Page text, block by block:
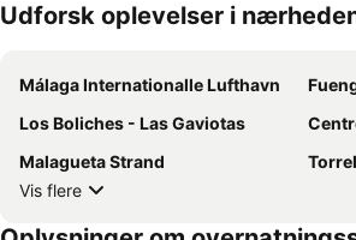
Udforsk oplevelser i
Málaga Internationalle Lufthavn
Los Boliches - Las Gaviotas
Malagueta Strand
Vis flere